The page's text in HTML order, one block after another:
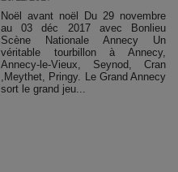
Noël avant noël Du 29 novembre
au 03 déc 2017 avec Bonlieu
Scène Nationale Annecy Un
véritable tourbillon à Annecy,
Annecy-le-Vieux, Seynod, Cran
,Meythet, Pringy. Le Grand Annecy
sort le grand jeu...